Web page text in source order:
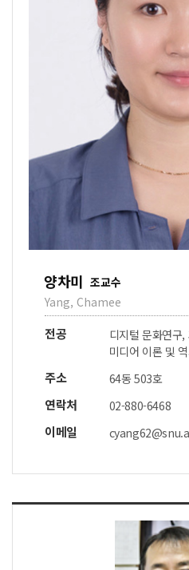
양차미 조교수
Yang, Chamee
전공
디지털 문화연구
미디어 이론 및
주소 64동 503호
연락처 02-880-6468
이메일